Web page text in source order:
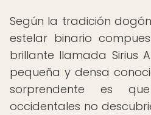
Según la tradición
estelar binario
brillante llamada Sirius
pequeña y densa
sorprendente es
occidentales no